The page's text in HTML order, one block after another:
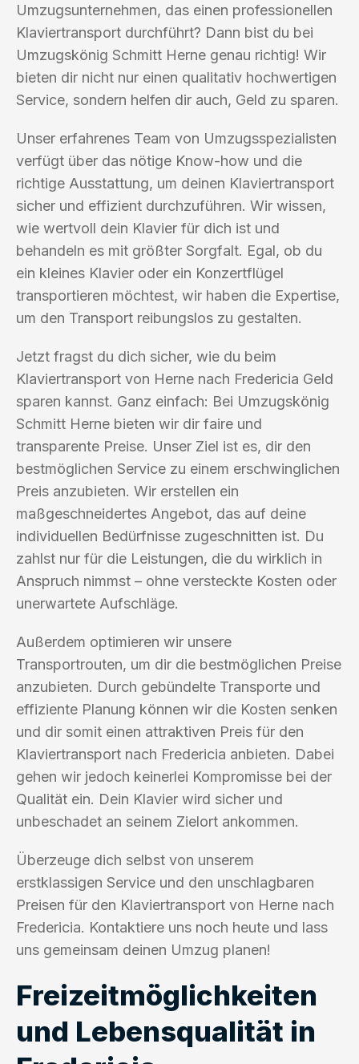
Umzugsunternehmen, das einen professionellen
Klaviertransport durchführt? Dann bist du bei
Umzugskönig Schmitt Herne genau richtig! Wir
bieten dir nicht nur einen qualitativ hochwertigen
Service, sondern helfen dir auch, Geld zu sparen.
Unser erfahrenes Team von Umzugsspezialisten
verfügt über das nötige Know-how und die
richtige Ausstattung, um deinen Klaviertransport
sicher und effizient durchzuführen. Wir wissen,
wie wertvoll dein Klavier für dich ist und
behandeln es mit größter Sorgfalt. Egal, ob du
ein kleines Klavier oder ein Konzertflügel
transportieren möchtest, wir haben die Expertise,
um den Transport reibungslos zu gestalten.
Jetzt fragst du dich sicher, wie du beim
Klaviertransport von Herne nach Fredericia Geld
sparen kannst. Ganz einfach: Bei Umzugskönig
Schmitt Herne bieten wir dir faire und
transparente Preise. Unser Ziel ist es, dir den
bestmöglichen Service zu einem erschwinglichen
Preis anzubieten. Wir erstellen ein
maßgeschneidertes Angebot, das auf deine
individuellen Bedürfnisse zugeschnitten ist. Du
zahlst nur für die Leistungen, die du wirklich in
Anspruch nimmst – ohne versteckte Kosten oder
unerwartete Aufschläge.
Außerdem optimieren wir unsere
Transportrouten, um dir die bestmöglichen Preise
anzubieten. Durch gebündelte Transporte und
effiziente Planung können wir die Kosten senken
und dir somit einen attraktiven Preis für den
Klaviertransport nach Fredericia anbieten. Dabei
gehen wir jedoch keinerlei Kompromisse bei der
Qualität ein. Dein Klavier wird sicher und
unbeschadet an seinem Zielort ankommen.
Überzeuge dich selbst von unserem
erstklassigen Service und den unschlagbaren
Preisen für den Klaviertransport von Herne nach
Fredericia. Kontaktiere uns noch heute und lass
uns gemeinsam deinen Umzug planen!
Freizeitmöglichkeiten
und Lebensqualität in